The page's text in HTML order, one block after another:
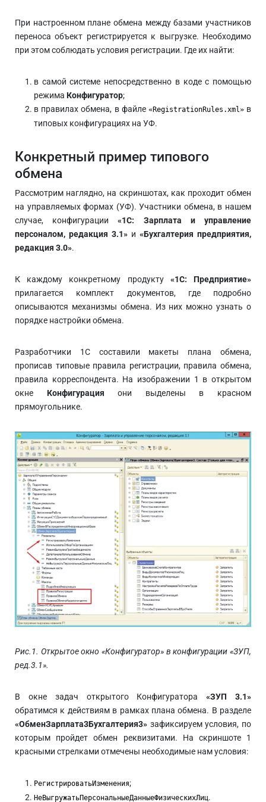
При настроенном плане обмена между базами участников
переноса объект регистрируется к выгрузке. Необходимо
при этом соблюдать условия регистрации. Где их найти:
в самой системе непосредственно в коде с помощью
режима Конфигуратор;
в правилах обмена, в файле «RegistrationRules.xml»в
типовых конфигурациях на УФ.
Конкретный пример типового
обмена
Рассмотрим наглядно, на скриншотах, как проходит обмен
на управляемых формах (УФ). Участники обмена, в нашем
случае, конфигурации«1С: Зарплата и управление
персоналом, редакция 3.1» и «Бухгалтерия предприятия,
редакция 3.0».
К каждому конкретному продукту «1С: Предприятие»
прилагается комплект документов, где подробно
описываются механизмы обмена. Из них можно узнать о
порядке настройки обмена.
Разработчики 1С составили макеты плана обмена,
прописав типовые правила регистрации, правила обмена,
правила корреспондента. На изображении 1 в открытом
окне Конфигурация они выделены в красном
прямоугольнике.
Рис.1. Открытое окно «Конфигуратор» в конфигурации «ЗУП,
ред.3.1».
В окне задач открытого Конфигуратора«ЗУП 3.1»
обратимся к действиям в рамках плана обмена. В разделе
«ОбменЗарплата3Бухгалтерия3» зафиксируем условия, по
которым пройдет обмен реквизитами. На скриншоте 1
красными стрелками отмечены необходимые нам условия:
РегистрироватьИзменения;
НеВыгружатьПерсональныеДанныеФизическихЛиц.